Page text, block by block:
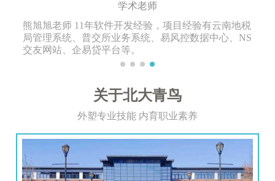
学术老师
熊旭旭老师 11年软件开发经验，项目经验有云南地税
局管理系统、普交所业务系统、易风控数据中心、NS
交友网站、企易贷平台等。
关于北大青鸟
外塑专业技能 内育职业素养